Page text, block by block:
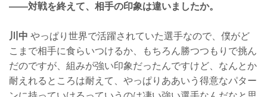
——対戦を終えて、相手の印象は違いましたか。
川中 やっぱり世界で活躍されていた選手なので、僕がど
こまで相手に食らいつけるか、もちろん勝つつもりで挑ん
だのですが、組みが強い印象だったんですけど、なんとか
耐えれるところは耐えて、やっぱりああいう得意なパター